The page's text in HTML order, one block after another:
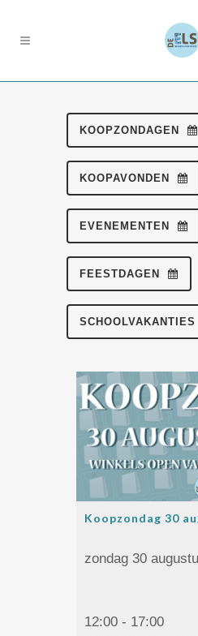
KOOPZONDAGEN
KOOPAVONDEN
EVENEMENTEN
FEESTDAGEN
SCHOOLVAKANTIES
Koopzondag 30
zondag 30
12:00 - 17:00